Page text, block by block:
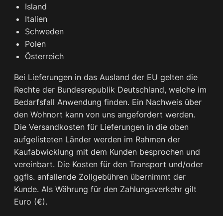
Island
Italien
Schweden
Polen
Österreich
Bei Lieferungen in das Ausland der EU gelten die
Rechte der Bundesrepublik Deutschland, welche im
Bedarfsfall Anwendung finden. Ein Nachweis über
den Wohnort kann von uns angefordert werden.
Die Versandkosten für Lieferungen in die oben
aufgelisteten Länder werden im Rahmen der
Kaufabwicklung mit dem Kunden besprochen und
vereinbart. Die Kosten für den Transport und/oder
ggfls. anfallende Zollgebühren übernimmt der
Kunde. Als Währung für den Zahlungsverkehr gilt
Euro (€).